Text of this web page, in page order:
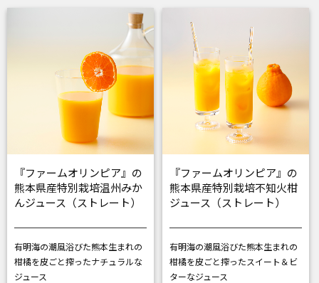
『ファームオリンピア』の
熊本県産特別栽培温州みか
んジュース（ストレート）
有明海の潮風浴びた熊本生まれの
柑橘を皮ごと搾ったナチュラルな
ジュース
『ファームオリンピア』の
熊本県産特別栽培不知火柑
ジュース（ストレート）
有明海の潮風浴びた熊本生まれの
柑橘を皮ごと搾ったスイート＆ビ
ターなジュース